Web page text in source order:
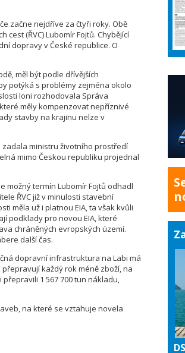
začne nejdříve za čtyři roky. Obě
(ŘVC) Lubomír Fojtů. Chybějící
dopravy v České republice. O
měl být podle dřívějších
potýká s problémy zejména okolo
loni rozhodovala Správa
měly kompenzovat nepříznivé
stavby na krajinu nelze v
ministru životního prostředí
mimo Českou republiku projednal
možný termín Lubomír Fojtů odhadl
ŘVC již v minulosti stavební
měla už i platnou EIA, ta však kvůli
podklady pro novou EIA, které
chráněných evropských území.
další čas.
dopravní infrastruktura na Labi má
každý rok méně zboží, na
1 567 700 tun nákladu,
na které se vztahuje novela